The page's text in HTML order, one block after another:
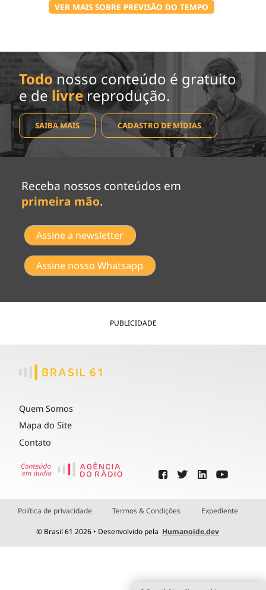
VER MAIS SOBRE PREVISÃO DO TEMPO
Todo nosso conteúdo é gratuito
e de livrereprodução.
SAIBA MAIS CADASTRO DE MÍDIAS
Receba nossos conteúdos em
primeira mão.
Assine a newsletter
Assine nosso Whatsapp
PUBLICIDADE
Quem Somos
Mapa do Site
Contato
Política de privacidade Termos & Condições Expediente
© Brasil 61 2026 • Desenvolvido pela Humanoide.dev